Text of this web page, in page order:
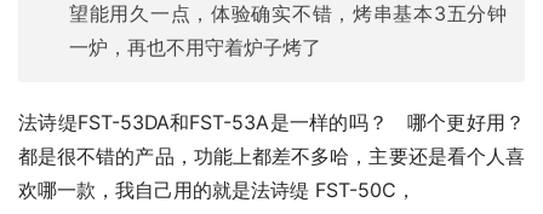
望能用久一点，体验确实不错，烤串基本3五分钟
一炉，再也不用守着炉子烤了
法诗缇FST-53DA和FST-53A是一样的吗？   哪个更好用？
都是很不错的产品，功能上都差不多哈，主要还是看个人喜
欢哪一款，我自己用的就是法诗缇 FST-50C，